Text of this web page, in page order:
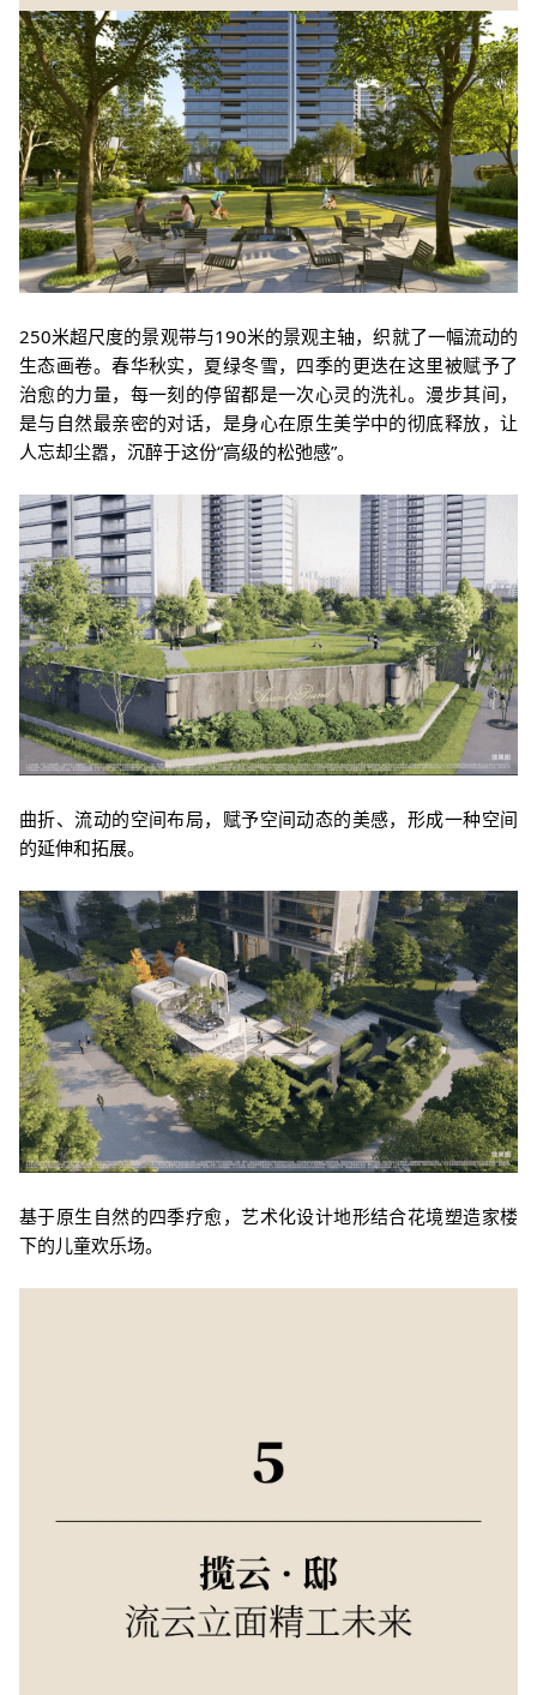
250米超尺度的景观带与190米的景观主轴，织就了一幅流动的
生态画卷。春华秋实，夏绿冬雪，四季的更迭在这里被赋予了
治愈的力量，每一刻的停留都是一次心灵的洗礼。漫步其间，
是与自然最亲密的对话，是身心在原生美学中的彻底释放，让
人忘却尘嚣，沉醉于这份“高级的松弛感”。
曲折、流动的空间布局，赋予空间动态的美感，形成一种空间
的延伸和拓展。
基于原生自然的四季疗愈，艺术化设计地形结合花境塑造家楼
下的儿童欢乐场。